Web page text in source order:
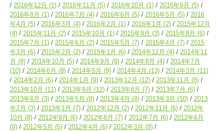
2016年12月 (1) 2016年11月 (5) 2016年10月 (1) 2016年9月 (5)
2016年8月 (1) 2016年7月 (4) 2016年6月 (5) 2016年5月 (5)
2016
年4月 (5) 2016年3月 (4) 2016年2月 (1) 2016年1月 (2)
2015年12月
(4)
2015年11月 (2) 2015年10月 (1) 2015年9月 (3) 2015年8月 (6)
2015年7月 (1) 2015年6月 (2) 2015年5月 (7) 2015年4月 (7)
2015
年3月 (6) 2015年2月 (2) 2015年1月 (6) 2014年12月 (4)
2014年11
月 (8) 2014年10月 (5) 2014年9月 (9) 2014年8月 (4)
2014年7月
(10)
2014年6月 (8) 2014年5月 (9) 2014年4月 (13) 2014年3月 (11)
2014年2月 (6) 2014年1月 (9) 2013年12月 (12) 2013年11月 (8)
2013年10月 (11) 2013年9月 (12) 2013年8月 (7) 2013年7月 (6)
2013年6月 (3) 2013年5月 (8) 2013年4月 (8) 2013年3月 (10)
2013
年2月 (3) 2013年1月 (7) 2012年12月 (2) 2012年11月 (6)
2012年
10月 (8) 2012年9月 (6) 2012年8月 (7) 2012年7月 (6)
2012年6月
(9)
2012年5月 (5) 2012年4月 (6) 2012年3月 (8)